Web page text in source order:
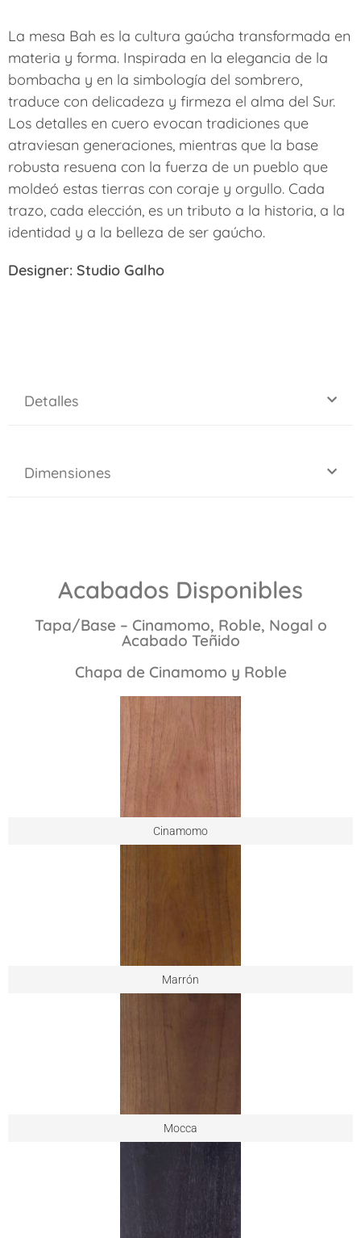
La mesa Bah es la cultura gaúcha transformada en
materia y forma. Inspirada en la elegancia de la
bombacha y en la simbología del sombrero,
traduce con delicadeza y firmeza el alma del Sur.
Los detalles en cuero evocan tradiciones que
atraviesan generaciones, mientras que la base
robusta resuena con la fuerza de un pueblo que
moldeó estas tierras con coraje y orgullo. Cada
trazo, cada elección, es un tributo a la historia, a la
identidad y a la belleza de ser gaúcho.
Designer: Studio Galho
Detalles
Dimensiones
Acabados Disponibles
Tapa/Base – Cinamomo, Roble, Nogal o
Acabado Teñido
Chapa de Cinamomo y Roble
Cinamomo
Marrón
Mocca